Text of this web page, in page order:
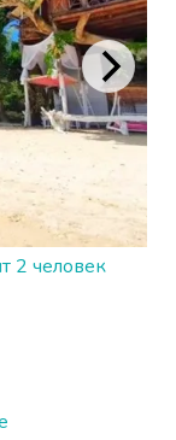
2 человек